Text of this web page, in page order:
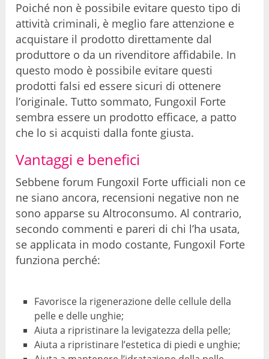
Poiché non è possibile evitare questo tipo di
attività criminali, è meglio fare attenzione e
acquistare il prodotto direttamente dal
produttore o da un rivenditore affidabile. In
questo modo è possibile evitare questi
prodotti falsi ed essere sicuri di ottenere
l’originale. Tutto sommato, Fungoxil Forte
sembra essere un prodotto efficace, a patto
che lo si acquisti dalla fonte giusta.
Vantaggi e benefici
Sebbene forum Fungoxil Forte ufficiali non ce
ne siano ancora, recensioni negative non ne
sono apparse su Altroconsumo. Al contrario,
secondo commenti e pareri di chi l’ha usata,
se applicata in modo costante, Fungoxil Forte
funziona perché:
Favorisce la rigenerazione delle cellule della
pelle e delle unghie;
Aiuta a ripristinare la levigatezza della pelle;
Aiuta a ripristinare l’estetica di piedi e unghie;